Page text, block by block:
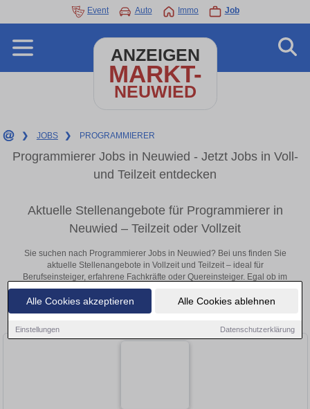
Alle Cookies akzeptieren Alle Cookies ablehnen
Einstellungen Datenschutzerklärung
Event Auto Immo Job
ANZEIGEN
MARKT-
NEUWIED
❯ JOBS ❯ PROGRAMMIERER
Programmierer Jobs in Neuwied - Jetzt Jobs in Voll-
und Teilzeit entdecken
Aktuelle Stellenangebote für Programmierer in
Neuwied – Teilzeit oder Vollzeit
Sie suchen nach Programmierer Jobs in Neuwied? Bei uns finden Sie
aktuelle Stellenangebote in Vollzeit und Teilzeit – ideal für
Berufseinsteiger, erfahrene Fachkräfte oder Quereinsteiger. Egal ob im
Büro, vor Ort oder remote: Entdecken Sie jetzt neue Chancen in Ihrer
Region und bewerben Sie sich direkt auf passende Programmierer-
Stellen in Neuwied!